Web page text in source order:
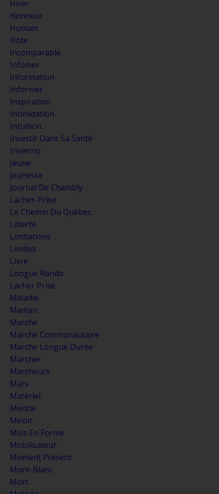
Hiver
Honneur
Humain
Hôte
Incomparable
Infomer
Information
Informer
Inspiration
Intimidation
Intuition
Investir Dans Sa Santé
Invierno
Jeune
Jeunesse
Journal De Chambly
Lacher-Prise
Le Chemin Du Québec
Liberté
Limitations
Limites
Livre
Longue Rando
Lächer Prise
Maladie
Maman
Marche
Marche Communautaire
Marche Longue Durée
Marcher
Marcheurs
Mars
Matériel
Mental
Miroir
Mise En Forme
Mobilisateur
Moment Présent
Mont-Blanc
Mort